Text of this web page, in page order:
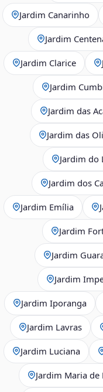
Jardim Canarinho
Jardim
Jardim Clarice
Jardim
Jardim das
Jardim das
Jardim do
Jardim dos
Jardim Emília
Jardim
Jardim
Jardim
Jardim Iporanga
Jardim Lavras
Jardim Luciana
Jardim Maria de